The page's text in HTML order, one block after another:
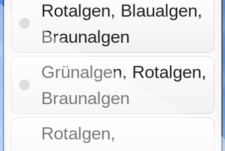
Rotalgen, Blaualgen,
Braunalgen
Grünalgen, Rotalgen,
Braunalgen
Rotalgen,